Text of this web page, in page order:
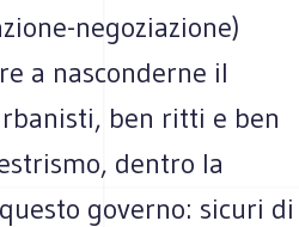
negoziazione)
a nasconderne il
ben ritti e ben
dentro la
governo: sicuri di